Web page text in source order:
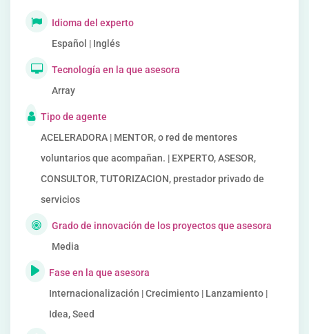
Idioma del experto
Español | Inglés
Tecnología en la que asesora
Array
Tipo de agente
ACELERADORA | MENTOR, o red de mentores
voluntarios que acompañan. | EXPERTO, ASESOR,
CONSULTOR, TUTORIZACION, prestador privado de
servicios
Grado de innovación de los proyectos que asesora
Media
Fase en la que asesora
Internacionalización | Crecimiento | Lanzamiento |
Idea, Seed